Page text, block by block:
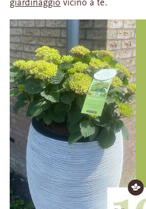
giardinaggio vicino a te.